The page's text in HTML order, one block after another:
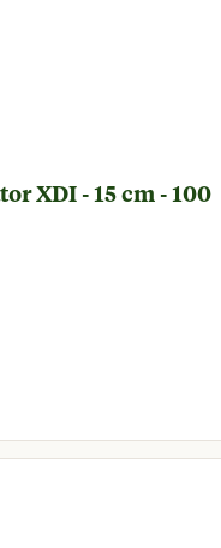
XDI - 15 cm - 100
74,95